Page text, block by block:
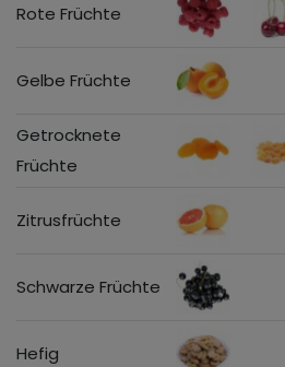
Rote Früchte
Gelbe Früchte
Getrocknete
Früchte
Zitrusfrüchte
Schwarze Früchte
Hefig